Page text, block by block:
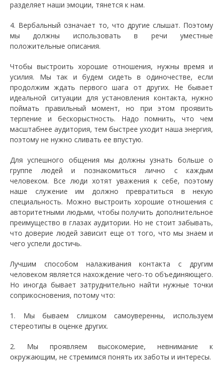
разделяет наши эмоции, тянется к нам.
4. Вербальный означает то, что другие слышат. Поэтому
мы должны использовать в речи уместные
положительные описания.
Чтобы выстроить хорошие отношения, нужны время и
усилия. Мы так и будем сидеть в одиночестве, если
продолжим ждать первого шага от других. Не бывает
идеальной ситуации для установления контакта, нужно
поймать правильный момент, но при этом проявить
терпение и бескорыстность. Надо помнить, что чем
масштабнее аудитория, тем быстрее уходит наша энергия,
поэтому не нужно сливать ее впустую.
Для успешного общения мы должны узнать больше о
группе людей и познакомиться лично с каждым
человеком. Все люди хотят уважения к себе, поэтому
наше служение им должно превратиться в некую
специальность. Можно выстроить хорошие отношения с
авторитетными людьми, чтобы получить дополнительное
преимущество в глазах аудитории. Но не стоит забывать,
что доверие людей зависит еще от того, что мы знаем и
чего успели достичь.
Лучшим способом налаживания контакта с другим
человеком является нахождение чего-то объединяющего.
Но иногда бывает затруднительно найти нужные точки
соприкосновения, потому что:
1. Мы бываем слишком самоуверенны, используем
стереотипы в оценке других.
2. Мы проявляем высокомерие, невнимание к
окружающим, не стремимся понять их заботы и интересы.